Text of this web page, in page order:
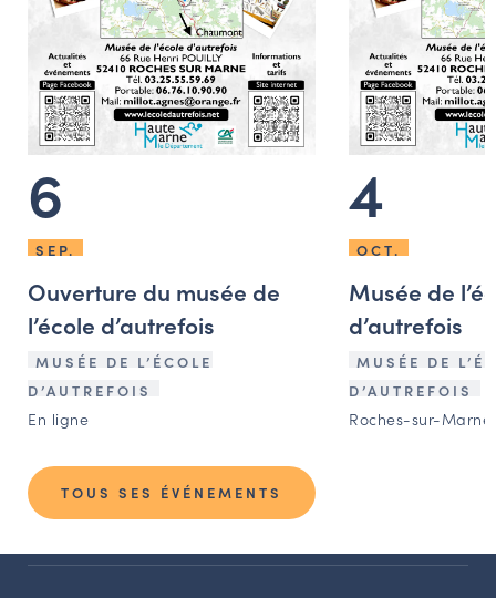
6
SEP.
Ouverture du musée de
l’école d’autrefois
MUSÉE DE L’ÉCOLE
D’AUTREFOIS
En ligne
4
OCT.
Musée de
d’autrefois
MUSÉE DE
D’AUTREFOIS
Roches-sur-Marne
TOUS SES ÉVÉNEMENTS